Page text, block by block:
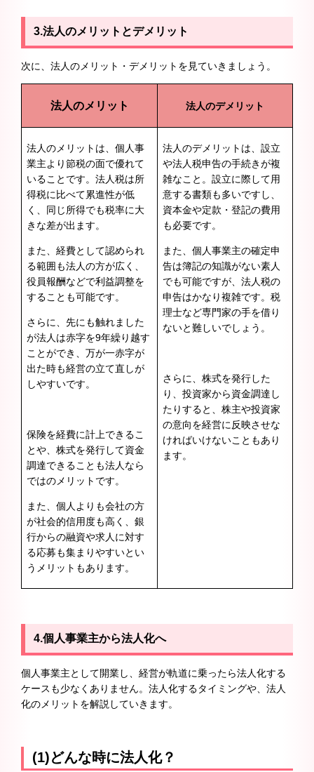
3.法人のメリットとデメリット
次に、法人のメリット・デメリットを見ていきましょう。
法人のメリット 法人のデメリット
法人のメリットは、個人事
業主より節税の面で優れて
いることです。法人税は所
得税に比べて累進性が低
く、同じ所得でも税率に大
きな差が出ます。
また、経費として認められ
る範囲も法人の方が広く、
役員報酬などで利益調整を
することも可能です。
さらに、先にも触れました
が法人は赤字を9年繰り越す
ことができ、万が一赤字が
出た時も経営の立て直しが
しやすいです。
保険を経費に計上できるこ
とや、株式を発行して資金
調達できることも法人なら
ではのメリットです。
また、個人よりも会社の方
が社会的信用度も高く、銀
行からの融資や求人に対す
る応募も集まりやすいとい
うメリットもあります。
法人のデメリットは、設立
や法人税申告の手続きが複
雑なこと。設立に際して用
意する書類も多いですし、
資本金や定款・登記の費用
も必要です。
また、個人事業主の確定申
告は簿記の知識がない素人
でも可能ですが、法人税の
申告はかなり複雑です。税
理士など専門家の手を借り
ないと難しいでしょう。
さらに、株式を発行した
り、投資家から資金調達し
たりすると、株主や投資家
の意向を経営に反映させな
ければいけないこともあり
ます。
4.個人事業主から法人化へ
個人事業主として開業し、経営が軌道に乗ったら法人化する
ケースも少なくありません。法人化するタイミングや、法人
化のメリットを解説していきます。
(1)どんな時に法人化？